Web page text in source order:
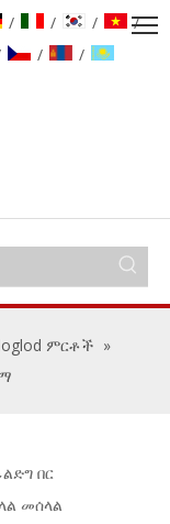
/ / /
/
/ /
ምርቶች »
በር
መሰላል